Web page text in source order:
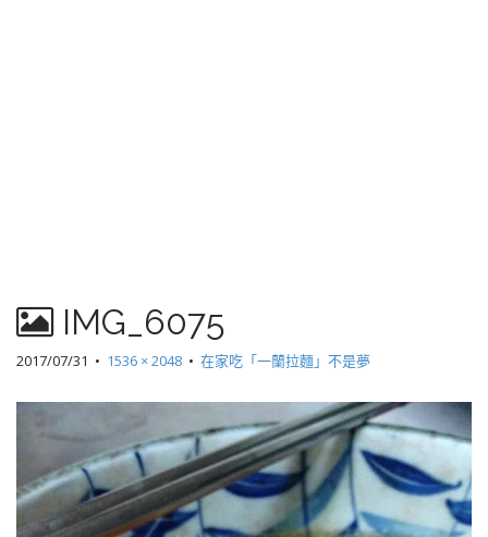
IMG_6075
2017/07/31 • 1536 × 2048 • 在家吃「一蘭拉麵」不是夢